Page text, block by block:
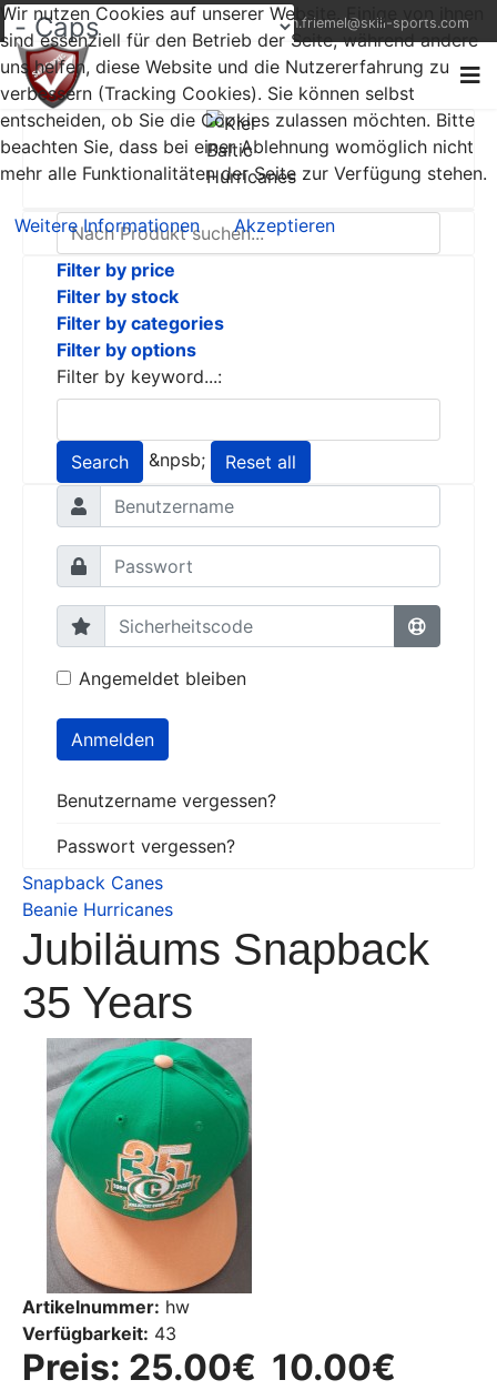
+49 (0) 1522 9521823 thorsten.friemel@skill-sports.com
Filter by price
Filter by stock
Filter by categories
Filter by options
Filter by keyword...:
Search &npsb; Reset all
Angemeldet bleiben
Anmelden
Benutzername vergessen?
Passwort vergessen?
Snapback Canes
Beanie Hurricanes
Jubiläums Snapback
35 Years
Artikelnummer: hw
Verfügbarkeit: 43
Preis: 25.00€ 10.00€
Wir nutzen Cookies auf unserer Website. Einige von ihnen
sind essenziell für den Betrieb der Seite, während andere
uns helfen, diese Website und die Nutzererfahrung zu
verbessern (Tracking Cookies). Sie können selbst
entscheiden, ob Sie die Cookies zulassen möchten. Bitte
beachten Sie, dass bei einer Ablehnung womöglich nicht
mehr alle Funktionalitäten der Seite zur Verfügung stehen.
Weitere Informationen Akzeptieren